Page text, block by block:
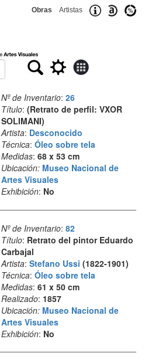
Obras Artistas
Nº de Inventario: 26
Título: (Retrato de perfil: VXOR
SOLIMANI)
Artista: Desconocido
Técnica: Óleo sobre tela
Medidas: 68 x 53 cm
Ubicación: Museo Nacional de
Artes Visuales
Exhibición: No
Nº de Inventario: 82
Título: Retrato del pintor Eduardo
Carbajal
Artista: Stefano Ussi (1822-1901)
Técnica: Óleo sobre tela
Medidas: 61 x 50 cm
Realizado: 1857
Ubicación: Museo Nacional de
Artes Visuales
Exhibición: No